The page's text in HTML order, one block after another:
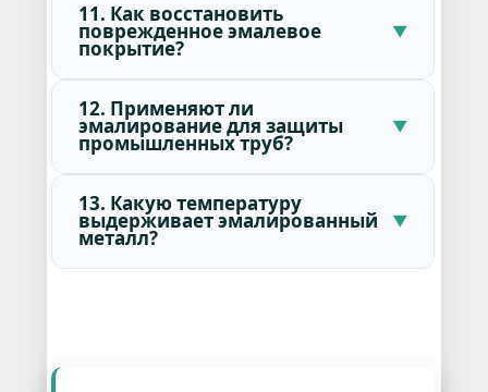
11. Как восстановить
поврежденное эмалевое
покрытие?
12. Применяют ли
эмалирование для защиты
промышленных труб?
13. Какую температуру
выдерживает эмалированный
металл?